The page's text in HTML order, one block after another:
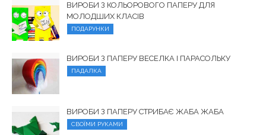
ВИРОБИ З КОЛЬОРОВОГО ПАПЕРУ ДЛЯ
МОЛОДШИХ КЛАСІВ
ПОДАРУНКИ
ВИРОБИ З ПАПЕРУ ВЕСЕЛКА І ПАРАСОЛЬКУ
ПАДАЛКА
ВИРОБИ З ПАПЕРУ СТРИБАЄ ЖАБА ЖАБА
СВОЇМИ РУКАМИ